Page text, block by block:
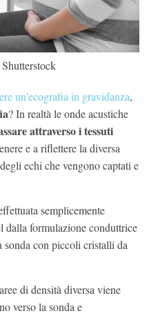
un'ecografia in gravidanza,
? In realtà le onde acustiche
attraverso i tessuti
e a riflettere la diversa
echi che vengono captati e
semplicemente
dalla formulazione conduttrice
con piccoli cristalli da
di densità diversa viene
verso la sonda e